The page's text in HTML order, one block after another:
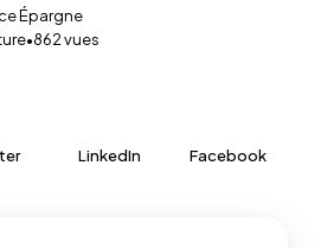
Épargne
•862vues
LinkedIn Facebook